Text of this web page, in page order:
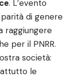
. L’evento
di genere
raggiungere
per il PNRR.
società:
le